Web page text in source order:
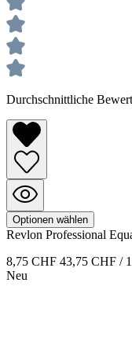
Durchschnittliche
Optionen wählen
Revlon Professional
8,75 CHF 43,75 CHF /
Neu